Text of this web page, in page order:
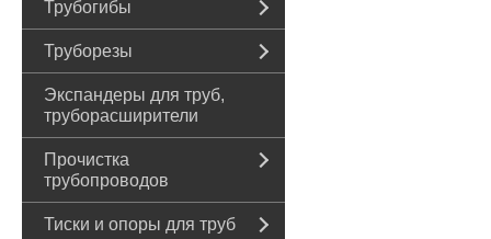
Трубогибы
Труборезы
Экспандеры для труб,
труборасширители
Прочистка
трубопроводов
Тиски и опоры для труб